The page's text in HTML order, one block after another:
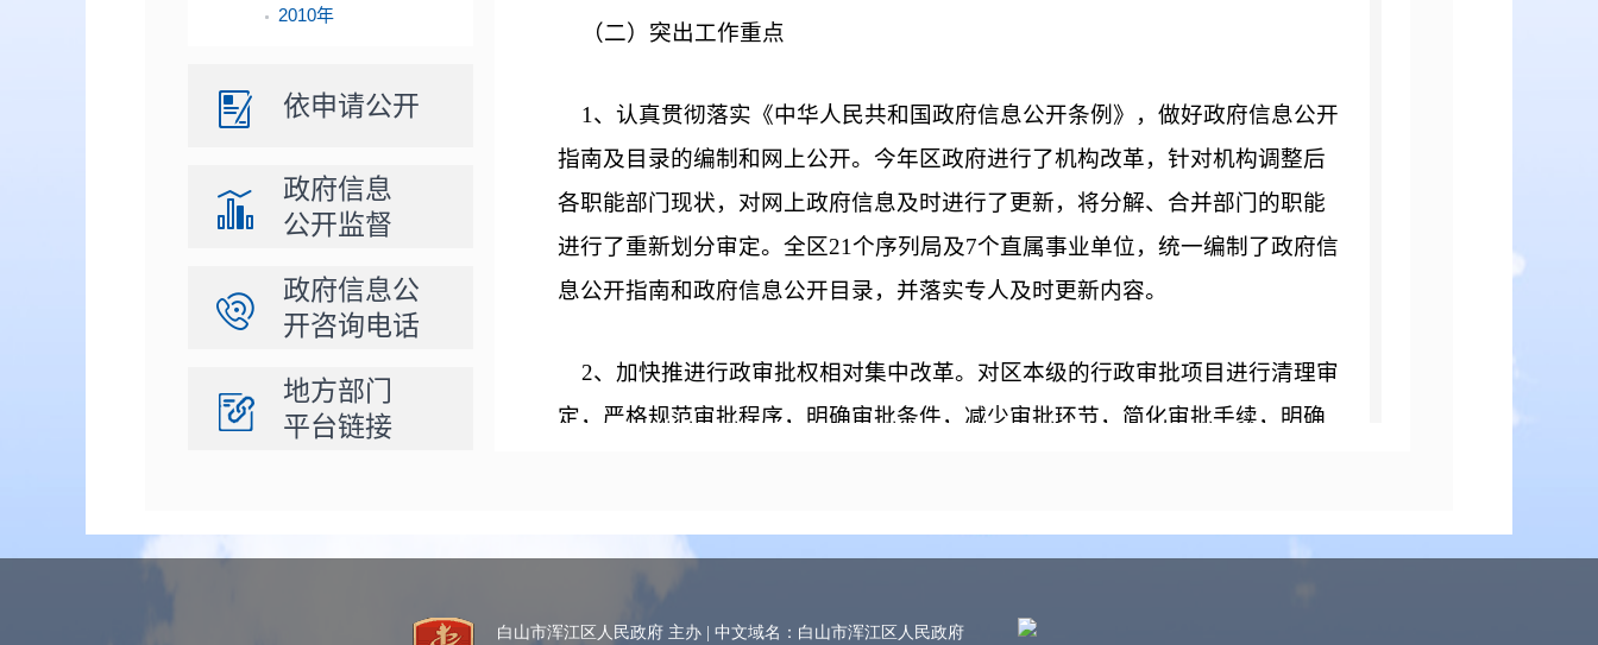
2010年
依申请公开
政府信息
公开监督
政府信息公
开咨询电话
地方部门
平台链接
（二）突出工作重点
1、认真贯彻落实《中华人民共和国政府信息公开条例》，做好政府信息公开
指南及目录的编制和网上公开。今年区政府进行了机构改革，针对机构调整后
各职能部门现状，对网上政府信息及时进行了更新，将分解、合并部门的职能
进行了重新划分审定。全区21个序列局及7个直属事业单位，统一编制了政府信
息公开指南和政府信息公开目录，并落实专人及时更新内容。
2、加快推进行政审批权相对集中改革。对区本级的行政审批项目进行清理审
定，严格规范审批程序，明确审批条件，减少审批环节，简化审批手续，明确
督。2010年，共办结即办件8652件，承诺件5863件。
（三）规范责任落实